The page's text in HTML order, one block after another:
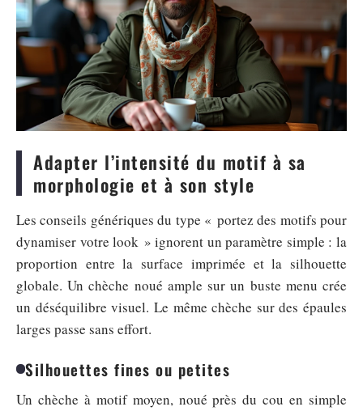
Adapter l’intensité du motif à sa
morphologie et à son style
Les conseils génériques du type « portez des motifs pour
dynamiser votre look » ignorent un paramètre simple : la
proportion entre la surface imprimée et la silhouette
globale. Un chèche noué ample sur un buste menu crée
un déséquilibre visuel. Le même chèche sur des épaules
larges passe sans effort.
Silhouettes fines ou petites
Un chèche à motif moyen, noué près du cou en simple